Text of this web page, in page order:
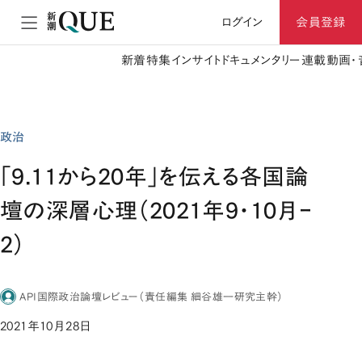
ログイン 会員登録
新着特集 インサイト ドキュメンタリー 連載動画
政治
「9.11から20年」を伝える各国論
壇の深層心理（2021年9・10月ｰ
2）
API国際政治論壇レビュー（責任編集 細谷雄一研究主幹）
2021年10月28日